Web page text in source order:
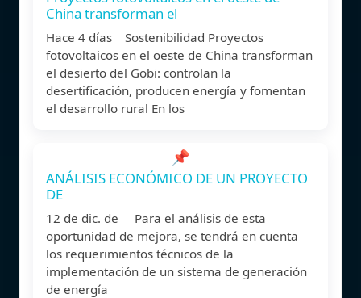
China transforman el
Hace 4 días Sostenibilidad Proyectos
fotovoltaicos en el oeste de China transforman
el desierto del Gobi: controlan la
desertificación, producen energía y fomentan
el desarrollo rural En los
📌
ANÁLISIS ECONÓMICO DE UN PROYECTO
DE
12 de dic. de Para el análisis de esta
oportunidad de mejora, se tendrá en cuenta
los requerimientos técnicos de la
implementación de un sistema de generación
de energía